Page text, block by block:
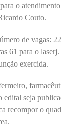
o
Couto.
de vagas:
61 para o
exercida.
seja
recompor o